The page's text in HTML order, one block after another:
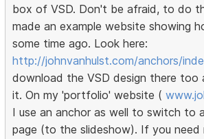
box of VSD. Don't be afraid, to do
made an example website showing
some time ago. Look here:
http://johnvanhulst.com/anchors/
download the VSD design there too
it. On my 'portfolio' website (
I use an anchor as well to switch to
page (to the slideshow). If you need